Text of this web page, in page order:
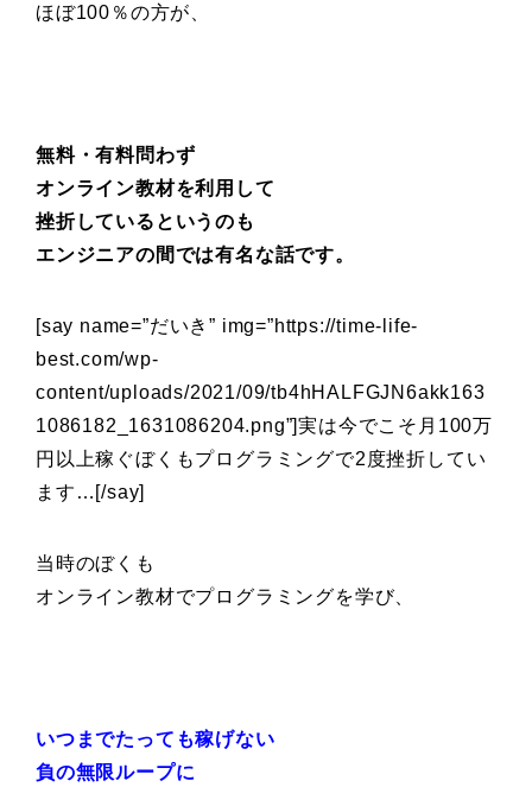
ほぼ100％の方が、
無料・有料問わず
オンライン教材を利用して
挫折しているというのも
エンジニアの間では有名な話です。
[say name=”だいき” img=”https://time-life-
best.com/wp-
content/uploads/2021/09/tb4hHALFGJN6akk163
1086182_1631086204.png”]実は今でこそ月100万
円以上稼ぐぼくもプログラミングで2度挫折してい
ます…[/say]
当時のぼくも
オンライン教材でプログラミングを学び、
いつまでたっても稼げない
負の無限ループに